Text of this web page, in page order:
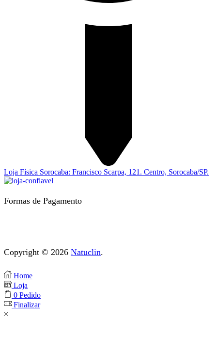
Loja Física Sorocaba: Francisco Scarpa, 121. Centro, Sorocaba/SP.
Formas de Pagamento
Copyright © 2026 Natuclin.
Home
Loja
0 Pedido
Finalizar